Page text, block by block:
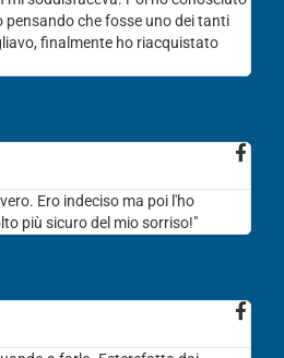
pensando che fosse uno dei tanti
finalmente ho riacquistato
Ero indeciso ma poi l'ho
più sicuro del mio sorriso!"